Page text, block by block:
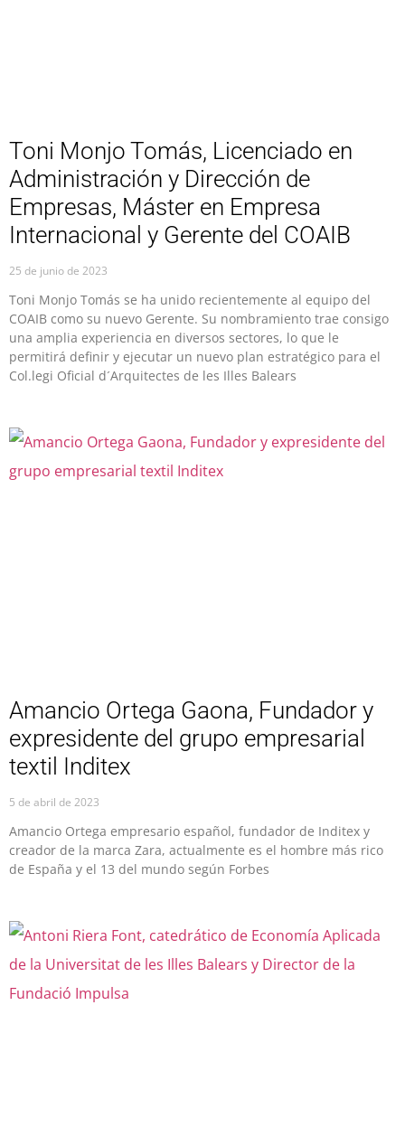
Toni Monjo Tomás, Licenciado en
Administración y Dirección de
Empresas, Máster en Empresa
Internacional y Gerente del COAIB
25 de junio de 2023
Toni Monjo Tomás se ha unido recientemente al equipo del
COAIB como su nuevo Gerente. Su nombramiento trae consigo
una amplia experiencia en diversos sectores, lo que le
permitirá definir y ejecutar un nuevo plan estratégico para el
Col.legi Oficial d´Arquitectes de les Illes Balears
Amancio Ortega Gaona, Fundador y
expresidente del grupo empresarial
textil Inditex
5 de abril de 2023
Amancio Ortega empresario español, fundador de Inditex y
creador de la marca Zara, actualmente es el hombre más rico
de España y el 13 del mundo según Forbes